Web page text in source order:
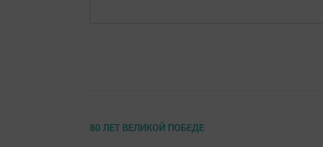
80 ЛЕТ ВЕЛИКОЙ ПОБЕДЕ